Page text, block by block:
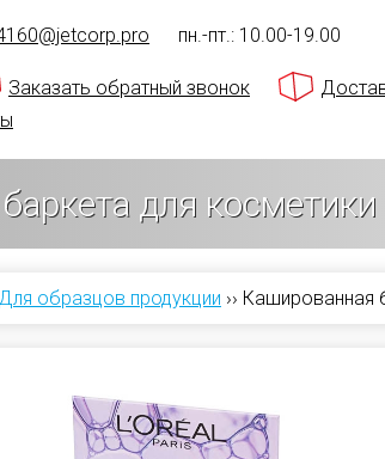
пн.-пт.: 10.00-19.00
Заказать обратный звонок
для косметики
Для образцов продукции ›› Кашированная